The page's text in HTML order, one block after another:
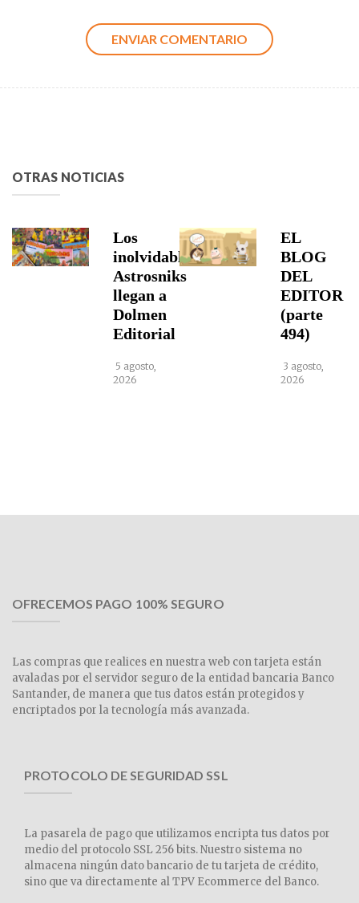
OTRAS NOTICIAS
Los
inolvidables
Astrosniks
llegan a
Dolmen
Editorial
5 agosto,
2026
EL
BLOG
DEL
EDITOR
(parte
494)
3 agosto,
2026
OFRECEMOS PAGO 100% SEGURO
Las compras que realices en nuestra web con tarjeta están
avaladas por el servidor seguro de la entidad bancaria Banco
Santander, de manera que tus datos están protegidos y
encriptados por la tecnología más avanzada.
PROTOCOLO DE SEGURIDAD SSL
La pasarela de pago que utilizamos encripta tus datos por
medio del protocolo SSL 256 bits. Nuestro sistema no
almacena ningún dato bancario de tu tarjeta de crédito,
sino que va directamente al TPV Ecommerce del Banco.